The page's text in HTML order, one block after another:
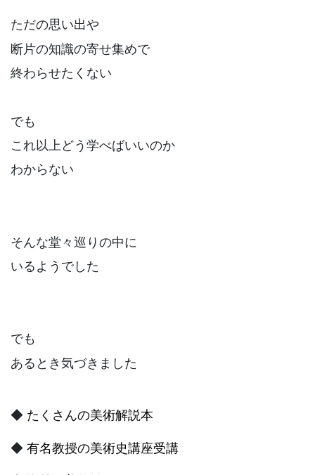
ただの思い出や
断片の知識の寄せ集めで
終わらせたくない
でも
これ以上どう学べばいいのか
わからない
そんな堂々巡りの中に
いるようでした
でも
あるとき気づきました
◆ たくさんの美術解説本
◆ 有名教授の美術史講座受講